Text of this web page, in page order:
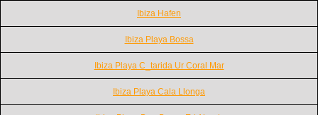
Ibiza Hafen
Ibiza Playa Bossa
Ibiza Playa C_tarida Ur Coral Mar
Ibiza Playa Cala Llonga